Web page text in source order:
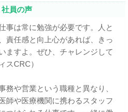
社員の声
事は常に勉強が必要です。人と
責任感と向上心があれば、きっ
ますよ。ぜひ、チャレンジして
スCRC）
務や営業という職種と異なり、
師や医療機関に携わるスタッフ